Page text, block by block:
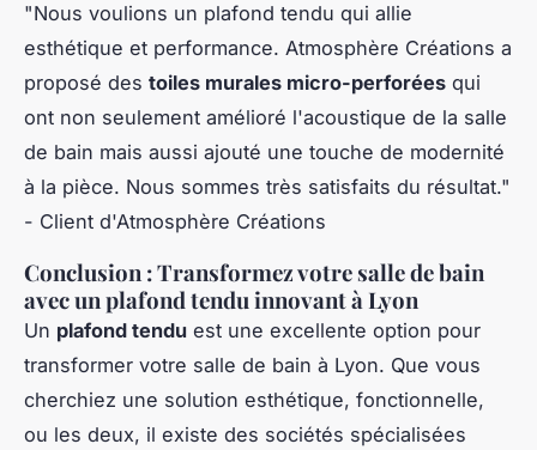
"Nous voulions un plafond tendu qui allie
esthétique et performance. Atmosphère Créations a
proposé des toiles murales micro-perforées qui
ont non seulement amélioré l'acoustique de la salle
de bain mais aussi ajouté une touche de modernité
à la pièce. Nous sommes très satisfaits du résultat."
- Client d'Atmosphère Créations
Conclusion : Transformez votre salle de bain
avec un plafond tendu innovant à Lyon
Un plafond tendu est une excellente option pour
transformer votre salle de bain à Lyon. Que vous
cherchiez une solution esthétique, fonctionnelle,
ou les deux, il existe des sociétés spécialisées